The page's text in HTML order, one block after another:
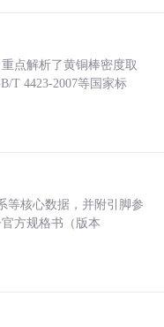
点解析了黄铜棒密度取
T 4423-2007等国家标
等核心数据，并附引脚参
方规格书（版本